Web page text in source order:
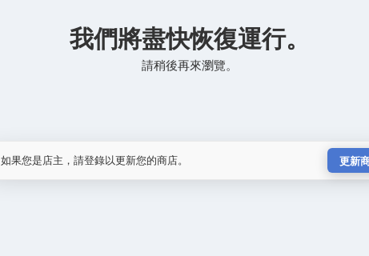
我們將盡快恢復運行。
請稍後再來瀏覽。
如果您是店主，請登錄以更新您的商店。 更新